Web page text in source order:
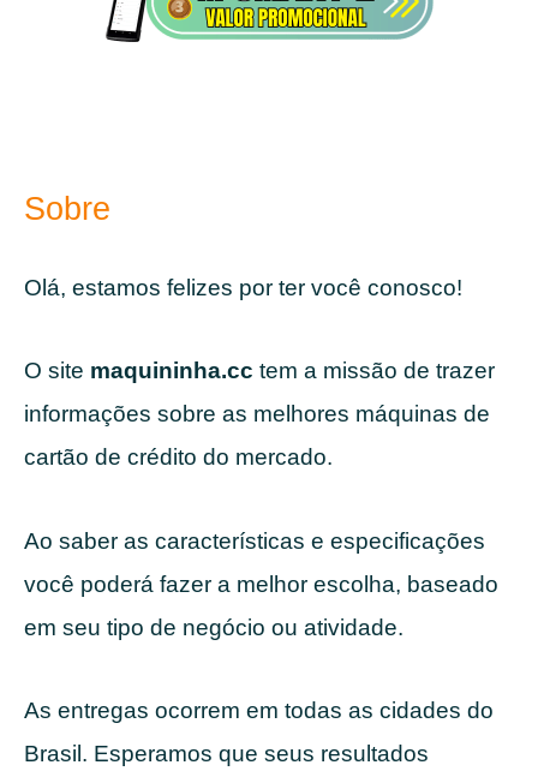
Sobre
Olá, estamos felizes por ter você conosco!
O site maquininha.cc tem a missão de trazer
informações sobre as melhores máquinas de
cartão de crédito do mercado.
Ao saber as características e especificações
você poderá fazer a melhor escolha, baseado
em seu tipo de negócio ou atividade.
As entregas ocorrem em todas as cidades do
Brasil. Esperamos que seus resultados